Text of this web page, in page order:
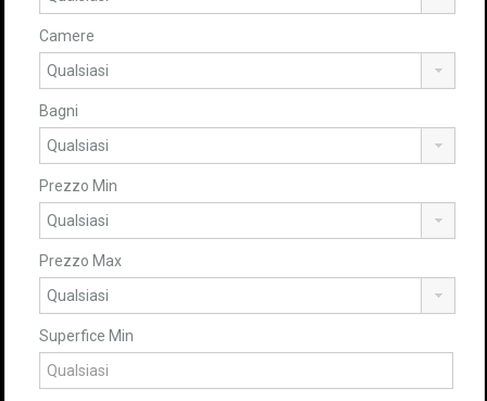
Camere
Bagni
Prezzo Min
Prezzo Max
Superfice Min